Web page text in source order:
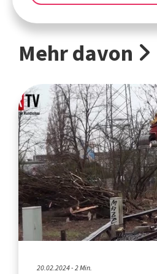
Mehr davon
20.02.2024 - 2 Min.